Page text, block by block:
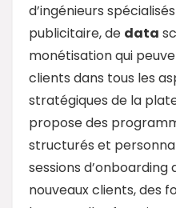
d’ingénieurs
publicitaire, de data
monétisation qui
clients dans tous les
stratégiques de la
propose des
structurés et
sessions
nouveaux clients, des